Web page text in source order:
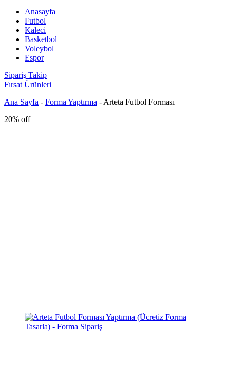
Anasayfa
Futbol
Kaleci
Basketbol
Voleybol
Espor
Sipariş Takip
Fırsat Ürünleri
Ana Sayfa - Forma Yaptırma - Arteta Futbol Forması
20% off